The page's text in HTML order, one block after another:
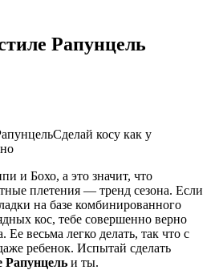
Рапунцель
Сделай косу как у
и Бохо, а это значит, что
плетения — тренд сезона. Если
на базе комбинированного
кос, тебе совершенно верно
Ее весьма легко делать, так что с
ребенок. Испытай сделать
Рапунцель и ты.